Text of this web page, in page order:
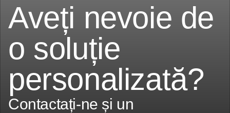
Aveți nevoie de
o soluție
personalizată?
Contactați-ne și un